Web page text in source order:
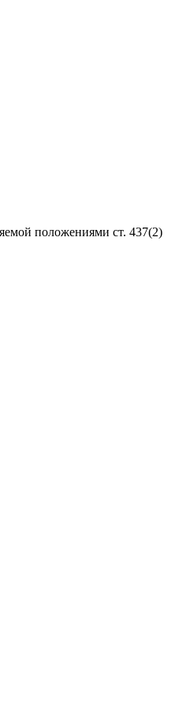
положениями ст. 437(2)